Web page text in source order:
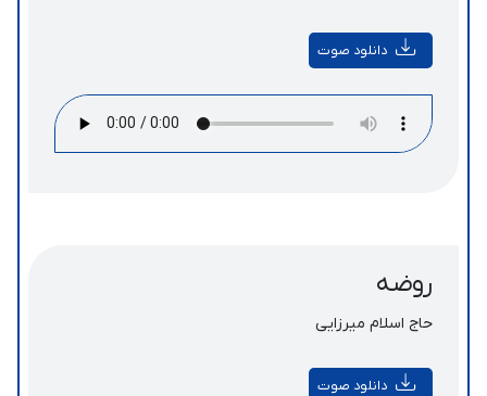
دانلود صوت
روضه
حاج اسلام میرزایی
دانلود صوت